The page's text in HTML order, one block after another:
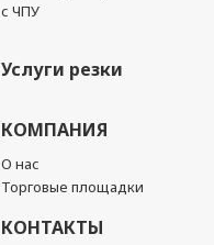
с ЧПУ
Услуги резки
КОМПАНИЯ
О нас
Торговые площадки
КОНТАКТЫ